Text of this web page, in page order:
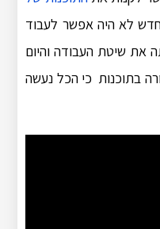
לא היה אפשר לעבוד
את שיטת העבודה והיום
בתוכנות כי הכל נעשה